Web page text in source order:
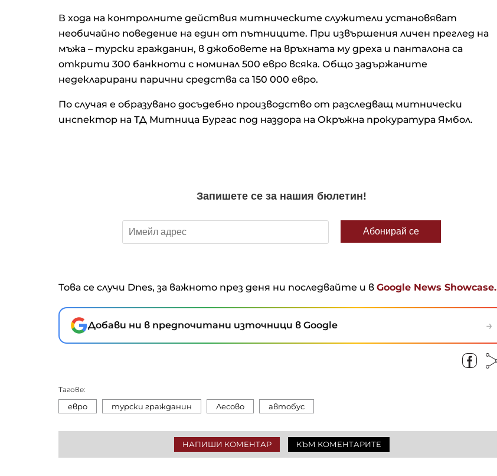
В хода на контролните действия митническите служители установяват
необичайно поведение на един от пътниците. При извършения личен преглед на
мъжа – турски гражданин, в джобовете на връхната му дреха и панталона са
открити 300 банкноти с номинал 500 евро всяка. Общо задържаните
недекларирани парични средства са 150 000 евро.
По случая е образувано досъдебно производство от разследващ митнически
инспектор на ТД Митница Бургас под наздора на Окръжна прокуратура Ямбол.
Това се случи Dnes, за важното през деня ни последвайте и в Google News Showcase.
Добави ни в предпочитани източници в Google →
Тагове:
евро турски гражданин Лесово автобус
НАПИШИ КОМЕНТАР КЪМ КОМЕНТАРИТЕ